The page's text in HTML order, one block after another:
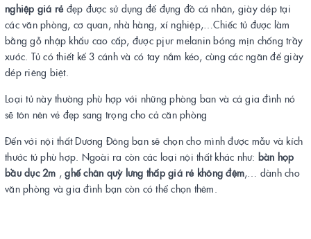
nghiệp giá rẻ đẹp được sử dụng để đựng đồ cá nhân, giày dép tại
các văn phòng, cơ quan, nhà hàng, xí nghiệp,…Chiếc tủ được làm
bằng gỗ nhập khẩu cao cấp, được pjur melanin bóng mịn chống trầy
xước. Tủ có thiết kế 3 cánh và có tay nắm kéo, cùng các ngăn để giày
dép riêng biệt.
Loại tủ này thường phù hợp với những phòng ban và cả gia đình nó
sẽ tôn nên vẻ đẹp sang trọng cho cả căn phòng
Đến với nội thất Dương Đông bạn sẽ chọn cho mình được mẫu và kích
thước tủ phù hợp. Ngoài ra còn các loại nội thất khác như: bàn họp
bầu dục 2m ,ghế chân quỳ lưng thấp giá rẻ không đệm,… dành cho
văn phòng và gia đình bạn còn có thể chọn thêm.